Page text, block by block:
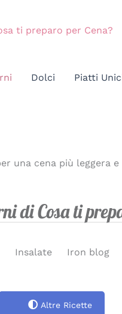
Dolci Piatti
una cena più
di Cosa ti
Insalate Iron blog
Altre Ricette